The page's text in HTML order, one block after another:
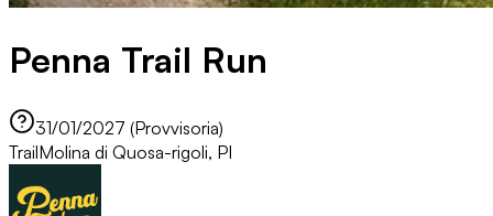
Penna Trail Run
31/01/2027 (Provvisoria)
TrailMolina di Quosa-rigoli, PI